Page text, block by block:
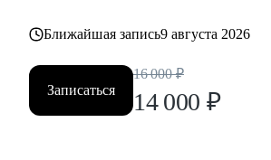
Ближайшая запись9 августа 2026
Записаться
16 000 ₽
14 000 ₽